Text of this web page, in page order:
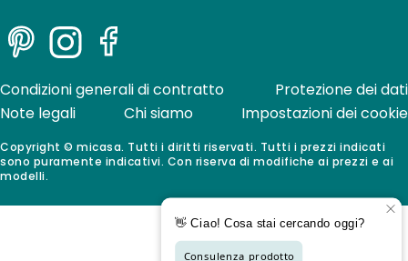
PinterestInstagramFacebook
Copyright © micasa. Tutti i diritti riservati. Tutti i prezzi indicati
sono puramente indicativi. Con riserva di modifiche ai prezzi e ai
modelli.
Condizioni generali di contratto
Protezione dei dati
Note legali
Chi siamo Impostazioni dei cookie